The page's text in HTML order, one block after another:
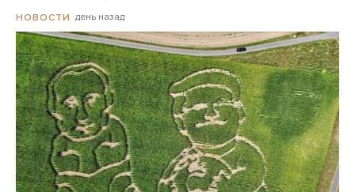
НОВОСТИ день назад